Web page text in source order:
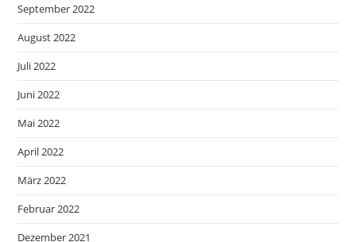
September 2022
August 2022
Juli 2022
Juni 2022
Mai 2022
April 2022
März 2022
Februar 2022
Dezember 2021